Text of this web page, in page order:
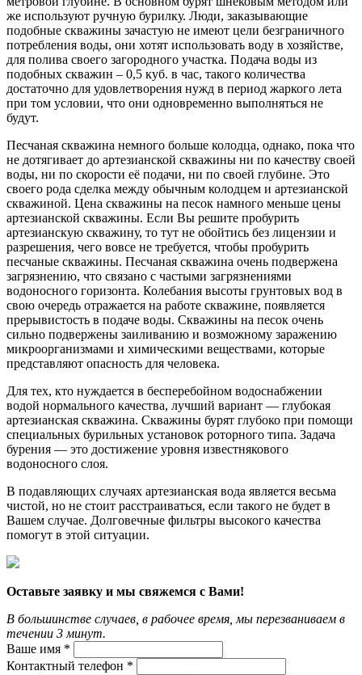
же используют ручную бурилку. Люди, заказывающие
подобные скважины зачастую не имеют цели безграничного
потребления воды, они хотят использовать воду в хозяйстве,
для полива своего загородного участка. Подача воды из
подобных скважин – 0,5 куб. в час, такого количества
достаточно для удовлетворения нужд в период жаркого лета
при том условии, что они одновременно выполняться не
будут.
Песчаная скважина немного больше колодца, однако, пока что
не дотягивает до артезианской скважины ни по качеству своей
воды, ни по скорости её подачи, ни по своей глубине. Это
своего рода сделка между обычным колодцем и артезианской
скважиной. Цена скважины на песок намного меньше цены
артезианской скважины. Если Вы решите пробурить
артезианскую скважину, то тут не обойтись без лицензии и
разрешения, чего вовсе не требуется, чтобы пробурить
песчаные скважины. Песчаная скважина очень подвержена
загрязнению, что связано с частыми загрязнениями
водоносного горизонта. Колебания высоты грунтовых вод в
свою очередь отражается на работе скважине, появляется
прерывистость в подаче воды. Скважины на песок очень
сильно подвержены заиливанию и возможному заражению
микроорганизмами и химическими веществами, которые
представляют опасность для человека.
Для тех, кто нуждается в бесперебойном водоснабжении
водой нормального качества, лучший вариант — глубокая
артезианская скважина. Скважины бурят глубоко при помощи
специальных бурильных установок роторного типа. Задача
бурения — это достижение уровня известнякового
водоносного слоя.
В подавляющих случаях артезианская вода является весьма
чистой, но не стоит расстраиваться, если такого не будет в
Вашем случае. Долговечные фильтры высокого качества
помогут в этой ситуации.
Оставьте заявку и мы свяжемся с Вами!
В большинстве случаев, в рабочее время, мы перезваниваем в
течении 3 минут.
Ваше имя *
Контактный телефон *